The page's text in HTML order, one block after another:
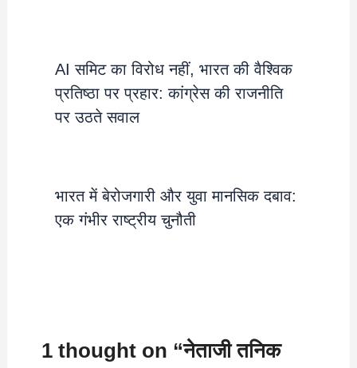
AI समिट का विरोध नहीं, भारत की वैश्विक
प्रतिष्ठा पर प्रहार: कांग्रेस की राजनीति
पर उठते सवाल
भारत में बेरोजगारी और युवा मानसिक दबाव:
एक गंभीर राष्ट्रीय चुनौती
1 thought on “नेताजी तनिक